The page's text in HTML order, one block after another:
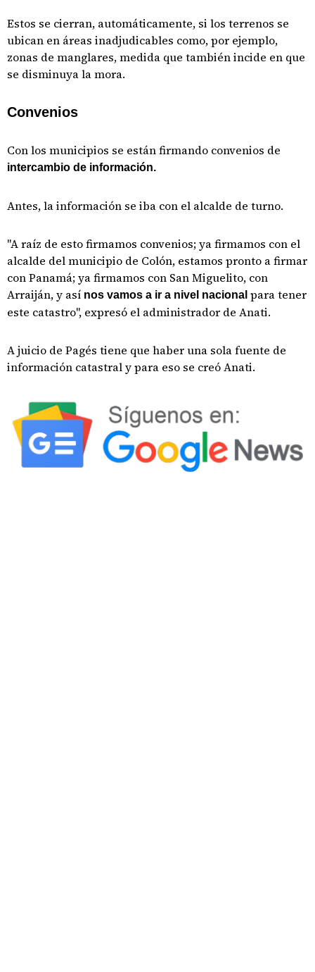
Estos se cierran, automáticamente, si los terrenos se
ubican en áreas inadjudicables como, por ejemplo,
zonas de manglares, medida que también incide en que
se disminuya la mora.
Convenios
Con los municipios se están firmando convenios de
intercambio de información.
Antes, la información se iba con el alcalde de turno.
"A raíz de esto firmamos convenios; ya firmamos con el
alcalde del municipio de Colón, estamos pronto a firmar
con Panamá; ya firmamos con San Miguelito, con
Arraiján, y así nos vamos a ir a nivel nacional para tener
este catastro", expresó el administrador de Anati.
A juicio de Pagés tiene que haber una sola fuente de
información catastral y para eso se creó Anati.